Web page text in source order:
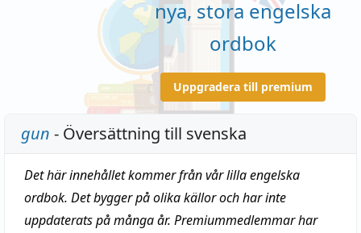
nya, stora engelska
ordbok
Uppgradera till premium
gun - Översättning till svenska
Det här innehållet kommer från vår lilla engelska
ordbok. Det bygger på olika källor och har inte
uppdaterats på många år. Premiummedlemmar har